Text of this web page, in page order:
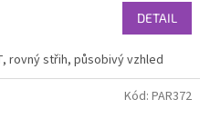
DETAIL
rovný střih, působivý vzhled
Kód: PAR372